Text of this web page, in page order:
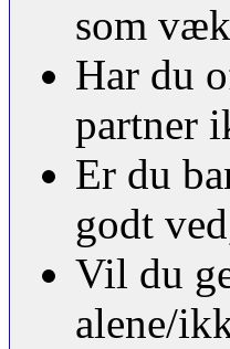
som
Har du
partner
Er du
godt
Vil du
alene/